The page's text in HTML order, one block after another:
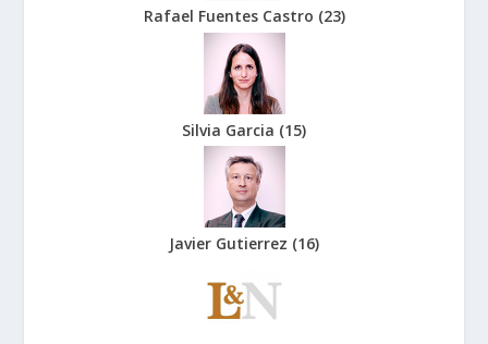
Rafael Fuentes Castro (23)
Silvia Garcia (15)
Javier Gutierrez (16)